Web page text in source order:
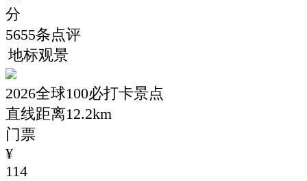
分
5655条点评
地标观景
2026全球100必打卡景点
直线距离12.2km
门票
¥
114